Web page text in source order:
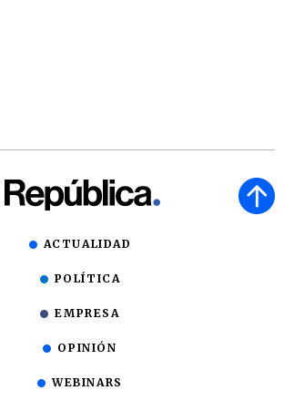
ACTUALIDAD
POLÍTICA
EMPRESA
OPINIÓN
WEBINARS